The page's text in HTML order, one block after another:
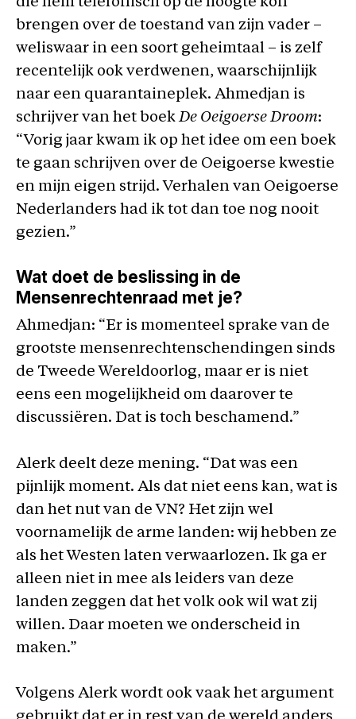
brengen over de toestand van zijn vader –
weliswaar in een soort geheimtaal – is zelf
recentelijk ook verdwenen, waarschijnlijk
naar een quarantaineplek. Ahmedjan is
schrijver van het boekDe Oeigoerse Droom:
“Vorig jaar kwam ik op het idee om een boek
te gaan schrijven over de Oeigoerse kwestie
en mijn eigen strijd. Verhalen van Oeigoerse
Nederlanders had ik tot dan toe nog nooit
gezien.”
Wat doet de beslissing in de
Mensenrechtenraad met je?
Ahmedjan: “Er is momenteel sprake van de
grootste mensenrechtenschendingen sinds
de Tweede Wereldoorlog, maar er is niet
eens een mogelijkheid om daarover te
discussiëren. Dat is toch beschamend.”
Alerk deelt deze mening. “Dat was een
pijnlijk moment. Als dat niet eens kan, wat is
dan het nut van de VN? Het zijn wel
voornamelijk de arme landen: wij hebben ze
als het Westen laten verwaarlozen. Ik ga er
alleen niet in mee als leiders van deze
landen zeggen dat het volk ook wil wat zij
willen. Daar moeten we onderscheid in
maken.”
Volgens Alerk wordt ook vaak het argument